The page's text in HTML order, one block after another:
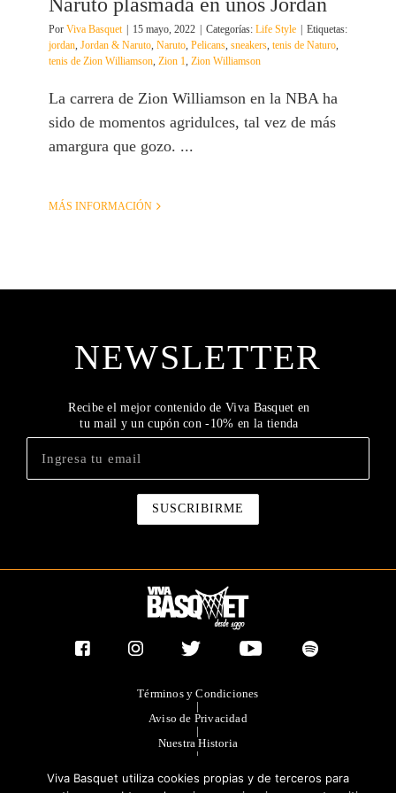
Por Viva Basquet | 15 mayo, 2022 | Categorías: Life Style | Etiquetas:
jordan Jordan & Naruto Naruto Pelicans sneakers tenis de Naturo
tenis de Zion Williamson Zion 1 Zion Williamson
La carrera de Zion Williamson en la NBA ha
sido de momentos agridulces, tal vez de más
amargura que gozo. ...
MÁS INFORMACIÓN
NEWSLETTER
Recibe el mejor contenido de Viva Basquet en
tu mail y un cupón con -10% en la tienda
Términos y Condiciones
|
Aviso de Privacidad
|
Nuestra Historia
|
|
Viva Basquet utiliza cookies propias y de terceros para